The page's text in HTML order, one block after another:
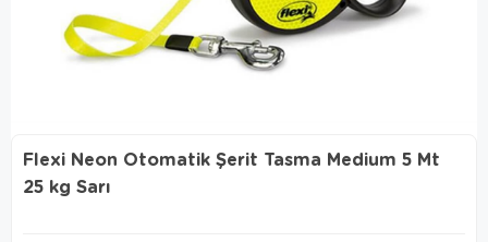
Flexi Neon Otomatik Şerit Tasma Medium 5 Mt
25 kg Sarı